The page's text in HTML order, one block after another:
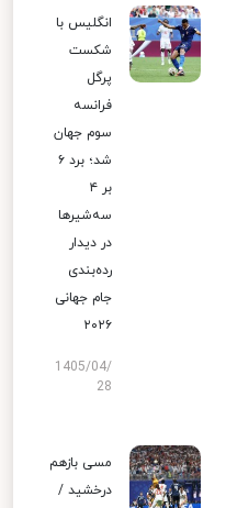
انگلیس با
شکست
پرگل
فرانسه
سوم جهان
شد؛ برد ۶
بر ۴
سه‌شیرها
در دیدار
رده‌بندی
جام جهانی
۲۰۲۶
1405/04/
28
مسی بازهم
درخشید /